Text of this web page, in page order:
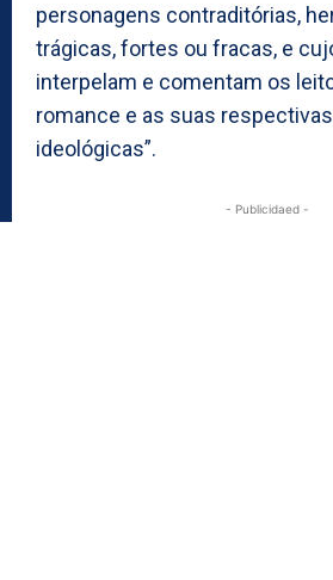
personagens contraditórias,
trágicas, fortes ou fracas, e
interpelam e comentam os
romance e as suas
ideológicas”.
- Publicidaed -